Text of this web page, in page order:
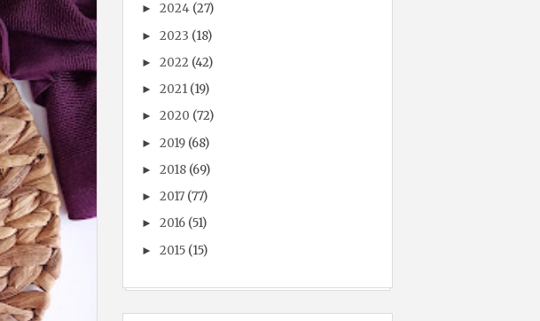
►2024 (27)
►2023 (18)
►2022 (42)
►2021 (19)
►2020 (72)
►2019 (68)
►2018 (69)
►2017 (77)
►2016 (51)
►2015 (15)